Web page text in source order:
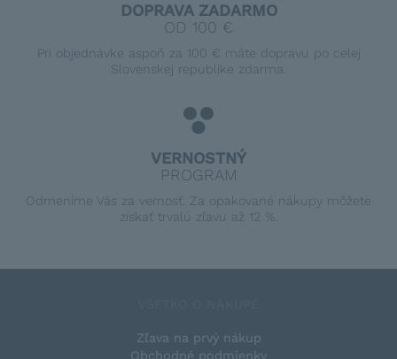
DOPRAVA ZADARMO
OD 100 €
Pri objednávke aspoň za 100 € máte dopravu po celej
Slovenskej republike zdarma.
VERNOSTNÝ
PROGRAM
Odmeníme Vás za vernosť. Za opakované nákupy môžete
získať trvalú zľavu až 12 %.
Zľava na prvý nákup
Obchodné podmienky